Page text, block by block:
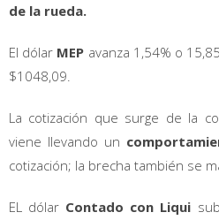
de la rueda.
El dólar MEP avanza 1,54% o
$1048,09.
La cotización que surge de la
viene llevando un
cotización; la brecha también se
EL dólar Contado con Liqui